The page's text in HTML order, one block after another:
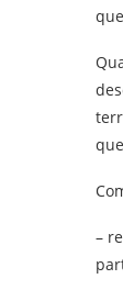
–